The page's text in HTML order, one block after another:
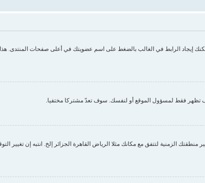
إيجاد الرابط في الغالب بالضغط على اسم عضويتك في أعلى صفحات المنتدى.
تظهر فقط لمسؤول الموقع أو لنفسك. سوف تعدّ مشتركا مختفيا.
الزمنية لتتفق مع مكانك مثلا الرياض القاهرة الجزائر إلخ. انتبه إن تغيير